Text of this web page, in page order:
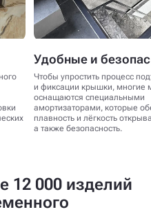
Удобные и
Чтобы упростить процесс
и фиксации крышки, многие
оснащаются специальными
амортизаторами, которые
плавность и лёгкость
а также безопасность.
12 000 изделий